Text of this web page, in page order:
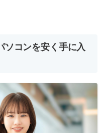
ソコンを安く手に入